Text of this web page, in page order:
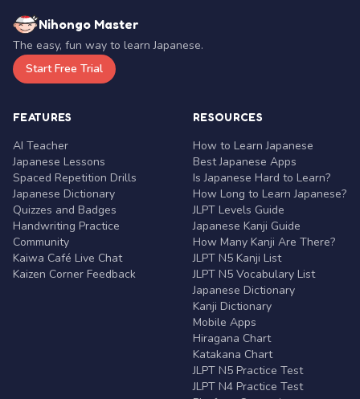
Nihongo Master
The easy, fun way to learn Japanese.
Start Free Trial
FEATURES
AI Teacher
Japanese Lessons
Spaced Repetition Drills
Japanese Dictionary
Quizzes and Badges
Handwriting Practice
Community
Kaiwa Café Live Chat
Kaizen Corner Feedback
RESOURCES
How to Learn Japanese
Best Japanese Apps
Is Japanese Hard to Learn?
How Long to Learn Japanese?
JLPT Levels Guide
Japanese Kanji Guide
How Many Kanji Are There?
JLPT N5 Kanji List
JLPT N5 Vocabulary List
Japanese Dictionary
Kanji Dictionary
Mobile Apps
Hiragana Chart
Katakana Chart
JLPT N5 Practice Test
JLPT N4 Practice Test